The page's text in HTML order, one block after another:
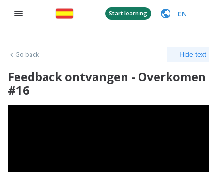
Start learning EN
Go back Hide text
Feedback ontvangen - Overkomen
#16